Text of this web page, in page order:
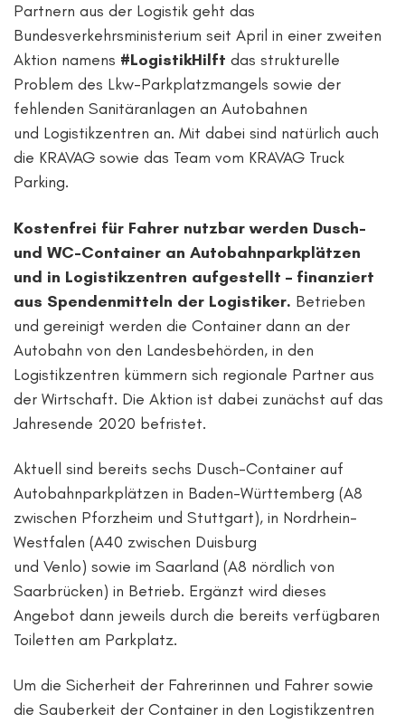
Partnern aus der Logistik geht das
Bundesverkehrsministerium seit April in einer zweiten
Aktion namens #LogistikHilft das strukturelle
Problem des Lkw-Parkplatzmangels sowie der
fehlenden Sanitäranlagen an Autobahnen
und Logistikzentren an. Mit dabei sind natürlich auch
die KRAVAG sowie das Team vom KRAVAG Truck
Parking.
Kostenfrei für Fahrer nutzbar werden Dusch-
und WC-Container an Autobahnparkplätzen
und in Logistikzentren aufgestellt – finanziert
aus Spendenmitteln der Logistiker. Betrieben
und gereinigt werden die Container dann an der
Autobahn von den Landesbehörden, in den
Logistikzentren kümmern sich regionale Partner aus
der Wirtschaft. Die Aktion ist dabei zunächst auf das
Jahresende 2020 befristet.
Aktuell sind bereits sechs Dusch-Container auf
Autobahnparkplätzen in Baden-Württemberg (A8
zwischen Pforzheim und Stuttgart), in Nordrhein-
Westfalen (A40 zwischen Duisburg
und Venlo) sowie im Saarland (A8 nördlich von
Saarbrücken) in Betrieb. Ergänzt wird dieses
Angebot dann jeweils durch die bereits verfügbaren
Toiletten am Parkplatz.
Um die Sicherheit der Fahrerinnen und Fahrer sowie
die Sauberkeit der Container in den Logistikzentren